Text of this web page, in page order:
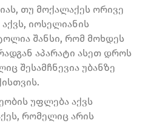
თუ მოქალაქეს ორივე
იოსელიანის
შანსი, რომ მოხდეს
აპარატი ასეთ დროს
შესამჩნევია უბანზე
უფლება აქვს
რომელიც არის